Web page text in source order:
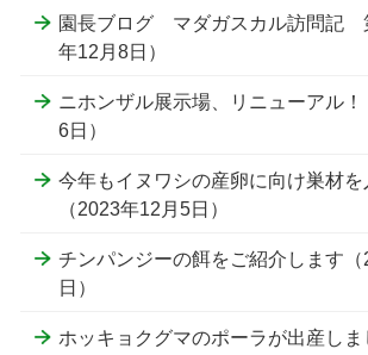
園長ブログ マダガスカル訪問記
年12月8日）
ニホンザル展示場、リニューアル！
6日）
今年もイヌワシの産卵に向け巣材を
（2023年12月5日）
チンパンジーの餌をご紹介します
日）
ホッキョクグマのポーラが出産し